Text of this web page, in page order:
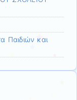
Παιδιών και